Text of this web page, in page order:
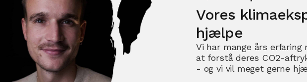
Vores
hjælpe
Vi har mange års
at forstå deres CO2-
- og vi vil meget gerne